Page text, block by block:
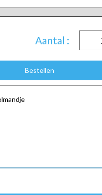
Aantal :
Bestellen